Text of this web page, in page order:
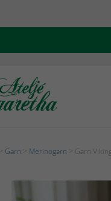
Garn Merinogarn > Garn